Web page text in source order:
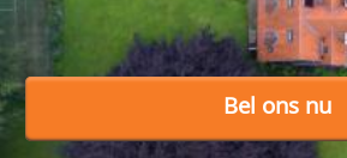
Bel ons nu